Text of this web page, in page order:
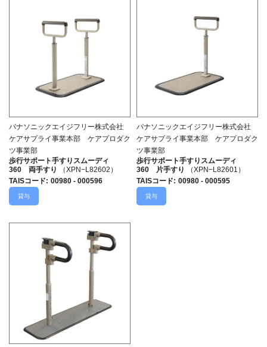
パナソニックエイジフリー株式会社
ケアサプライ事業本部 ケアプロダク
ツ事業部
歩行サポート手すりスムーディ
360 両手すり
（XPN−L82602）
TAISコード: 00980 - 000596
貸与
パナソニックエイジフリー株式会社
ケアサプライ事業本部 ケアプロダク
ツ事業部
歩行サポート手すりスムーディ
360 片手すり
（XPN−L82601）
TAISコード: 00980 - 000595
貸与